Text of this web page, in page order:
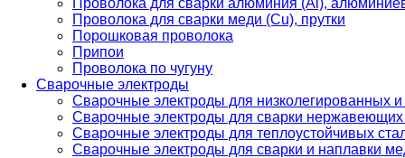
Проволока для сварки алюминия (Al),
Проволока для сварки меди (Cu), прутки
Порошковая проволока
Припои
Проволока по чугуну
Сварочные электроды
Сварочные электроды для низколегированных и
Сварочные электроды для сварки
Сварочные электроды для теплоустойчивых
Сварочные электроды для сварки и наплавки